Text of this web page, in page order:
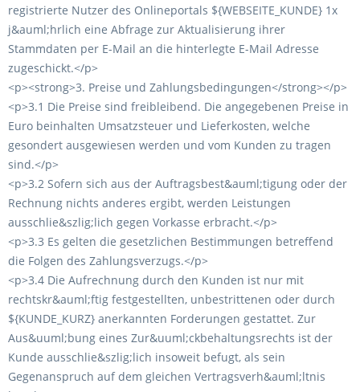
registrierte Nutzer des Onlineportals ${WEBSEITE_KUNDE} 1x
j&auml;hrlich eine Abfrage zur Aktualisierung ihrer
Stammdaten per E-Mail an die hinterlegte E-Mail Adresse
zugeschickt.</p>
<p><strong>3. Preise und Zahlungsbedingungen</strong></p>
<p>3.1 Die Preise sind freibleibend. Die angegebenen Preise in
Euro beinhalten Umsatzsteuer und Lieferkosten, welche
gesondert ausgewiesen werden und vom Kunden zu tragen
sind.</p>
<p>3.2 Sofern sich aus der Auftragsbest&auml;tigung oder der
Rechnung nichts anderes ergibt, werden Leistungen
ausschlie&szlig;lich gegen Vorkasse erbracht.</p>
<p>3.3 Es gelten die gesetzlichen Bestimmungen betreffend
die Folgen des Zahlungsverzugs.</p>
<p>3.4 Die Aufrechnung durch den Kunden ist nur mit
rechtskr&auml;ftig festgestellten, unbestrittenen oder durch
${KUNDE_KURZ} anerkannten Forderungen gestattet. Zur
Aus&uuml;bung eines Zur&uuml;ckbehaltungsrechts ist der
Kunde ausschlie&szlig;lich insoweit befugt, als sein
Gegenanspruch auf dem gleichen Vertragsverh&auml;ltnis